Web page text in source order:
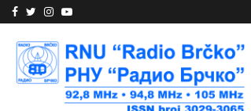
Facebook
Twitter
Instagram
Youtube